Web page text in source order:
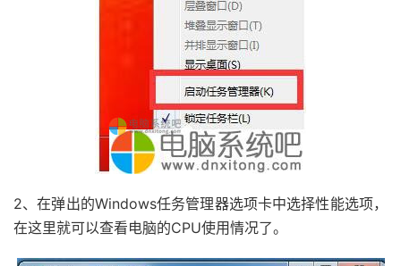
2、在弹出的Windows任务管理器选项卡中选择性能选项，
在这里就可以查看电脑的CPU使用情况了。